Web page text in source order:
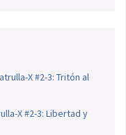
X #2-3: Tritón al
X #2-3: Libertad y